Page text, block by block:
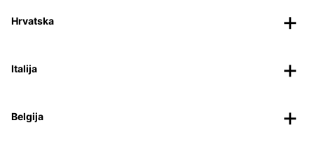
Hrvatska
Italija
Belgija